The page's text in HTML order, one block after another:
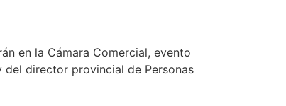
en la Cámara Comercial, evento
del director provincial de Personas